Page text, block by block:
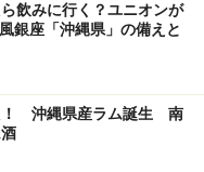
明けるといわれます
思議。糸満ハーレー
ちのいい日が続きま
期を見計らって沖縄
す！
飲みに行く？ユニオンが
銀座「沖縄県」の備えと
！ 沖縄県産ラム誕生 南